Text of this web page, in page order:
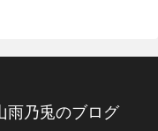
雨乃兎のブログ